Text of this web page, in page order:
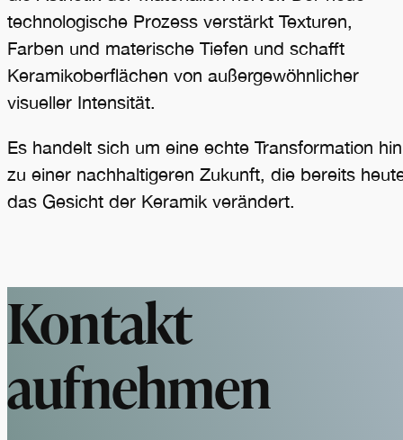
technologische Prozess verstärkt Texturen,
Farben und materische Tiefen und schafft
Keramikoberflächen von außergewöhnlicher
visueller Intensität.
Es handelt sich um eine echte Transformation hin
zu einer nachhaltigeren Zukunft, die bereits
das Gesicht der Keramik verändert.
Kontakt
aufnehmen